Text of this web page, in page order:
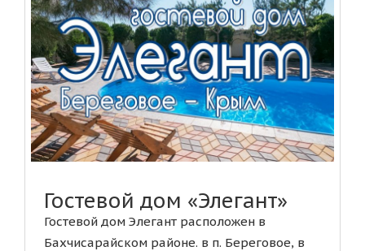
Гостевой дом «Элегант»
Гостевой дом Элегант расположен в
Бахчисарайском районе. в п. Береговое, в